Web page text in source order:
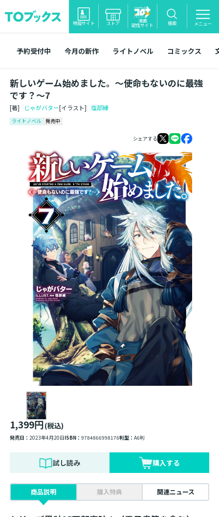
特設サイト ストア 漫画
配信サイト 検索 メニュー
予約受付中 今月の新作 ライトノベル コミックス
新しいゲーム始めました。～使命もないのに最強
です？～7
[著] じゃがバター[イラスト] 塩部縁
ライトノベル 発売中
シェアする
1,399円(税込)
発売日： 2023年4月20日ISBN： 9784866998176判型： A6判
試し読み 購入する
商品説明 購入特典 関連ニュース